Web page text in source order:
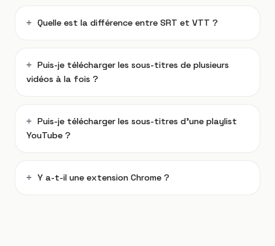
Quelle est la différence entre SRT et VTT ?
Puis-je télécharger les sous-titres de plusieurs
vidéos à la fois ?
Puis-je télécharger les sous-titres d'une playlist
YouTube ?
Y a-t-il une extension Chrome ?